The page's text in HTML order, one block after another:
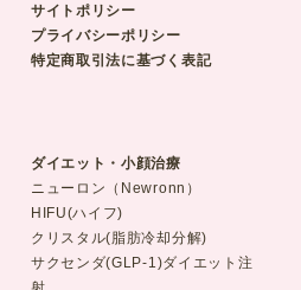
サイトポリシー
プライバシーポリシー
特定商取引法に基づく表記
ダイエット・小顔治療
ニューロン（Newronn）
HIFU(ハイフ)
クリスタル(脂肪冷却分解)
サクセンダ(GLP-1)ダイエット注